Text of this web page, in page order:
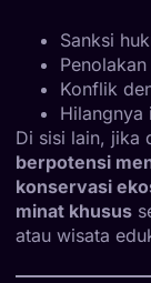
Sanksi
Konflik
Hilangnya
Di sisi lain, jika
berpotensi
konservasi
minat khusus
atau wisata